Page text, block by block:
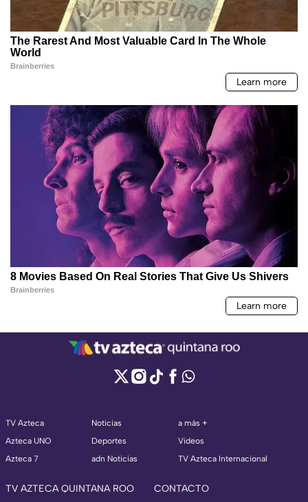
TV Azteca
Azteca UNO
Azteca 7
Noticias
Deportes
adn Noticias
a más +
Videos
TV Azteca Internacional
TV AZTECA QUINTANA ROO CONTACTO